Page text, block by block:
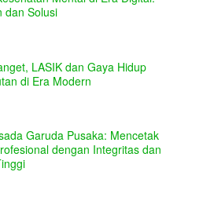
dan Solusi
LASIK dan Gaya Hidup
di Era Modern
Garuda Pusaka: Mencetak
dengan Integritas dan